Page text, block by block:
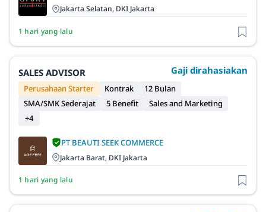
Jakarta Selatan, DKI Jakarta
1 hari yang lalu
SALES ADVISOR Gaji dirahasiakan
Perusahaan Starter Kontrak
12 Bulan
SMA/SMK Sederajat
5 Benefit
Sales and Marketing
+4
PT BEAUTI SEEK COMMERCE
Jakarta Barat, DKI Jakarta
1 hari yang lalu